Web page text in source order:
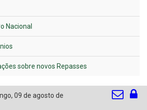
Nacional
sobre novos Repasses
, 09 de agosto de